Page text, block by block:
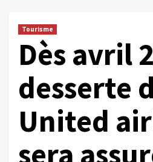
Tourisme
Dès avril
desserte
United